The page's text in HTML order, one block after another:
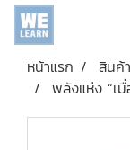
หน้าแรก สินค้
พลังแห่ง “เ